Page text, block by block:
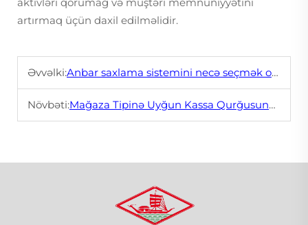
artırmaq üçün daxil edilməlidir.
Əvvəlki:Anbar saxlama sistemini necə seçmək olar
Növbəti:Mağaza Tipinə Uyğun Kassa Qurğusunun Seçilməsi